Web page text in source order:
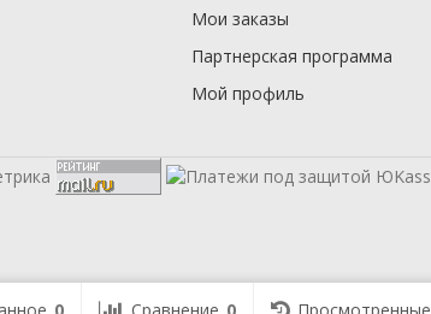
Мои заказы
Партнерская программа
Мой профиль